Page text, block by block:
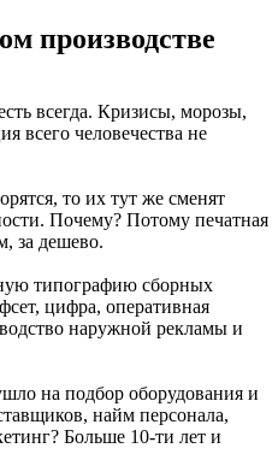
производстве
всегда. Кризисы, морозы,
всего человечества не
то их тут же сменят
Почему? Потому печатная
за дешево.
типографию сборных
цифра, оперативная
наружной рекламы и
на подбор оборудования и
найм персонала,
Больше 10-ти лет и